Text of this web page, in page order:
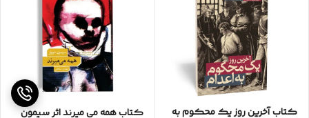
کتاب آخرین روز یک محکوم به کتاب همه می میرند اثر سیمون